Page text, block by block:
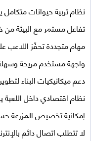
نظام تربية حيوانات
تفاعل مستمر مع البيئة من
مهام متجددة تحفّز اللاعب
واجهة مستخدم مريحة
دعم ميكانيكيات البناء
نظام اقتصادي داخل اللعبة
إمكانية تخصيص المزرعة
لا تتطلب اتصال دائم